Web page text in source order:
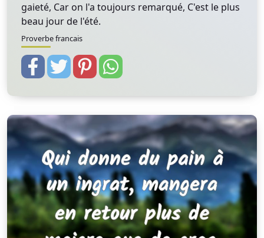
gaieté, Car on l'a toujours remarqué, C'est le plus
beau jour de l'été.
Proverbe francais